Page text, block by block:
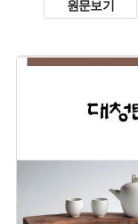
원문보기